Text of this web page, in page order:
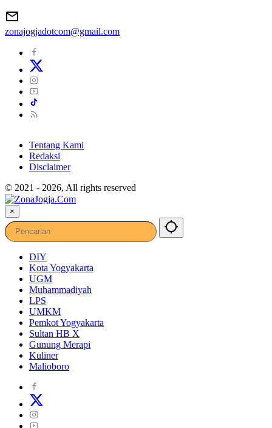
zonajogjadotcom@gmail.com
Tentang Kami
Redaksi
Disclaimer
© 2021 - 2026, All rights reserved
×
DIY
Kota Yogyakarta
UGM
Muhammadiyah
LPS
UMKM
Pemkot Yogyakarta
Sultan HB X
Gunung Merapi
Kuliner
Malioboro